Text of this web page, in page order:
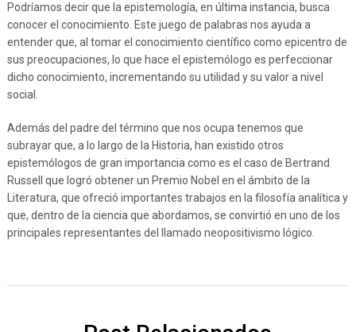
Podríamos decir que la epistemología, en última instancia, busca
conocer el conocimiento. Este juego de palabras nos ayuda a
entender que, al tomar el conocimiento científico como epicentro de
sus preocupaciones, lo que hace el epistemólogo es perfeccionar
dicho conocimiento, incrementando su utilidad y su valor a nivel
social.
Además del padre del término que nos ocupa tenemos que
subrayar que, a lo largo de la Historia, han existido otros
epistemólogos de gran importancia como es el caso de Bertrand
Russell que logró obtener un Premio Nobel en el ámbito de la
Literatura, que ofreció importantes trabajos en la filosofía analítica y
que, dentro de la ciencia que abordamos, se convirtió en uno de los
principales representantes del llamado neopositivismo lógico.